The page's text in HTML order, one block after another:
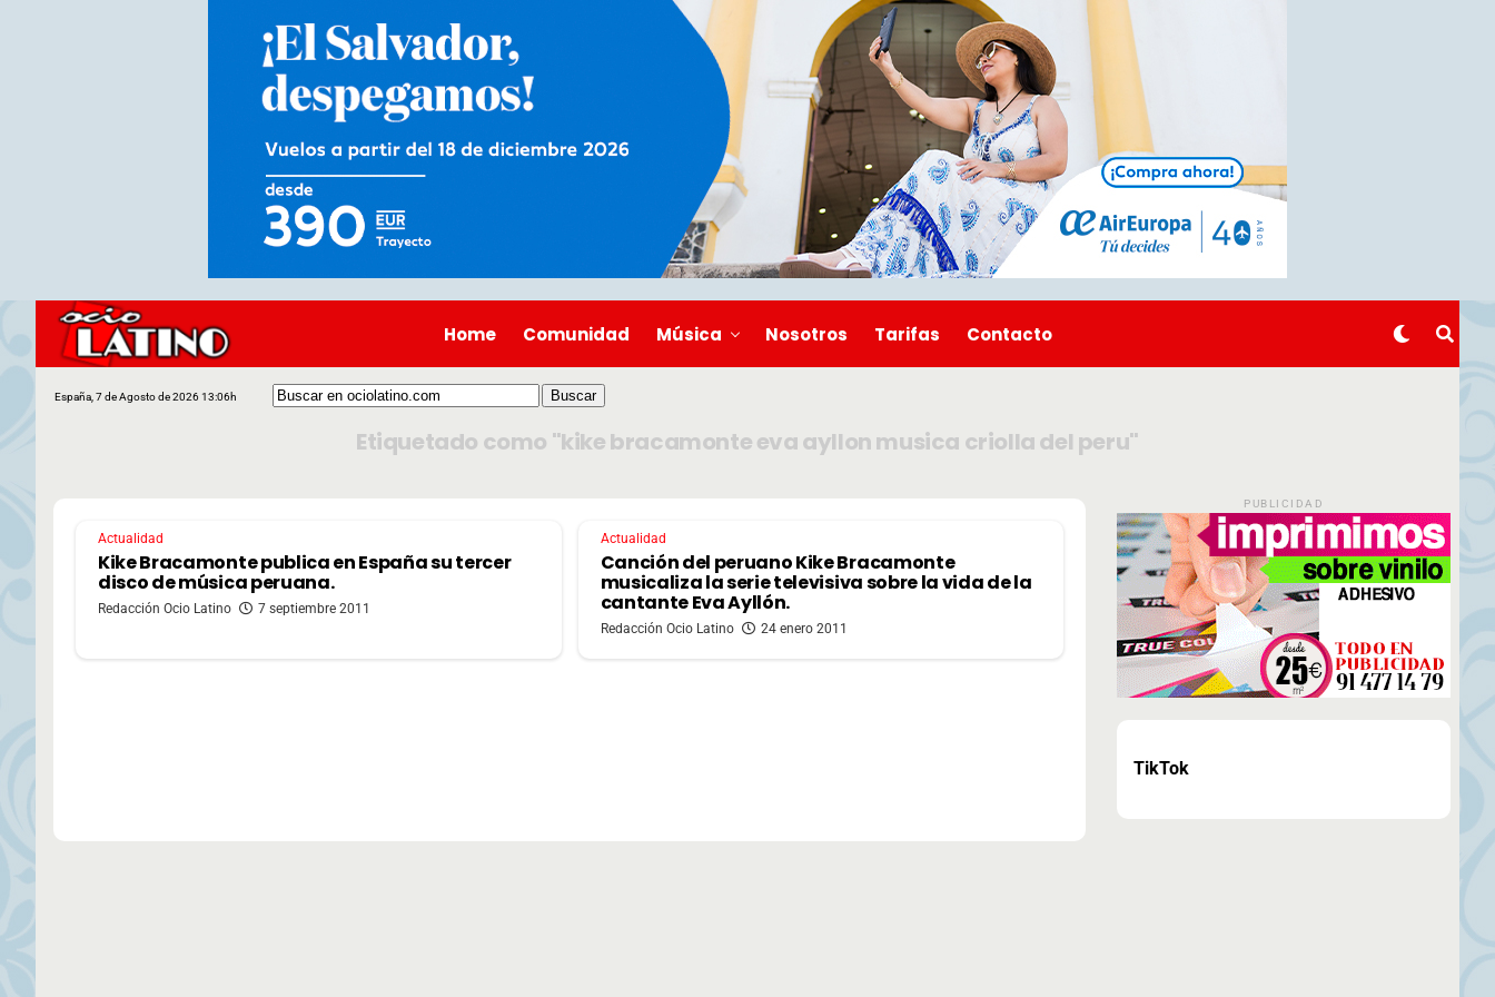
Home Comunidad Música Nosotros Tarifas Contacto
España, 7 de Agosto de 2026 13:06h
Etiquetado como "kike bracamonte eva ayllon musica criolla del peru"
Actualidad
Kike Bracamonte publica en España su tercer
disco de música peruana.
Redacción Ocio Latino 7 septiembre 2011
Actualidad
Canción del peruano Kike Bracamonte
musicaliza la serie televisiva sobre la vida de la
cantante Eva Ayllón.
Redacción Ocio Latino 24 enero 2011
PUBLICIDAD
TikTok